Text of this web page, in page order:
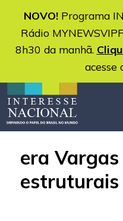
NOVO!Programa
Rádio
8h30 da manhã.
acesse
era
estruturais